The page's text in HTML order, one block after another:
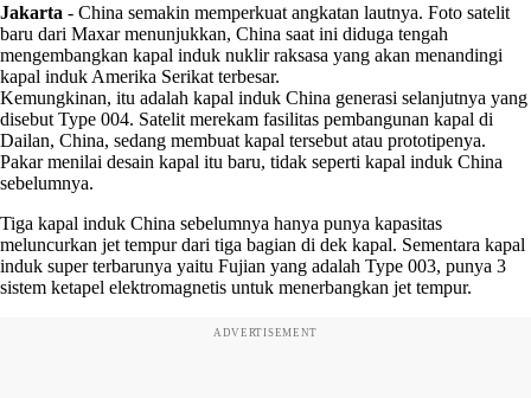
Jakarta - China semakin memperkuat angkatan lautnya. Foto satelit
baru dari Maxar menunjukkan, China saat ini diduga tengah
mengembangkan kapal induk nuklir raksasa yang akan menandingi
kapal induk Amerika Serikat terbesar.
Kemungkinan, itu adalah kapal induk China generasi selanjutnya yang
disebut Type 004. Satelit merekam fasilitas pembangunan kapal di
Dailan, China, sedang membuat kapal tersebut atau prototipenya.
Pakar menilai desain kapal itu baru, tidak seperti kapal induk China
sebelumnya.
Tiga kapal induk China sebelumnya hanya punya kapasitas
meluncurkan jet tempur dari tiga bagian di dek kapal. Sementara kapal
induk super terbarunya yaitu Fujian yang adalah Type 003, punya 3
sistem ketapel elektromagnetis untuk menerbangkan jet tempur.
ADVERTISEMENT